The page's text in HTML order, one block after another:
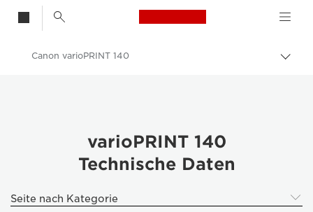
Canon Logo, back
Auf
Produktionsdruck - Canon Schweiz
Canon varioPRINT 140
varioPRINT 140
Technische Daten
Seite nach Kategorie